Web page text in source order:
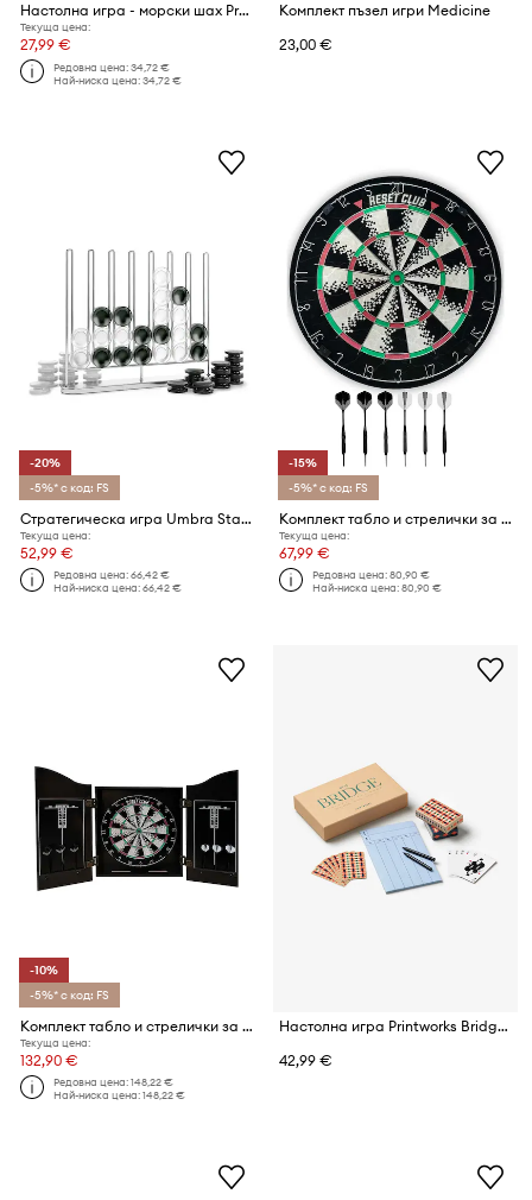
Настолна игра - морски шах Present Time Tic Tac Toe 18,5 cm
Текуща цена:
27,99 €
Редовна цена:34,72 €
Най-ниска цена:34,72 €
Комплект пъзел игри Medicine
23,00 €
-20%
-5%* с код: FS
Стратегическа игра Umbra Stax 4 In A Row
Текуща цена:
52,99 €
Редовна цена:66,42 €
Най-ниска цена:66,42 €
-15%
-5%* с код: FS
Комплект табло и стрелички за дартс Reset Club Dartboard + 6 darts 45 cm
Текуща цена:
67,99 €
Редовна цена:80,90 €
Най-ниска цена:80,90 €
-10%
-5%* с код: FS
Комплект табло и стрелички за дартс Reset Club Wood Cabinet 45 cm
Текуща цена:
132,90 €
Редовна цена:148,22 €
Най-ниска цена:148,22 €
Настолна игра Printworks Bridge S 23 × 14 × 4 cm
42,99 €